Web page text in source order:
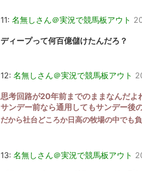
11: 名無しさん＠実況で競馬板アウト
ディープって何百億儲けたんだろ？
12: 名無しさん＠実況で競馬板アウト
思考回路が20年前までのままなんだよ
サンデー前なら通用してもサンデー後
だから社台どころか日高の牧場の中でも
13: 名無しさん＠実況で競馬板アウト